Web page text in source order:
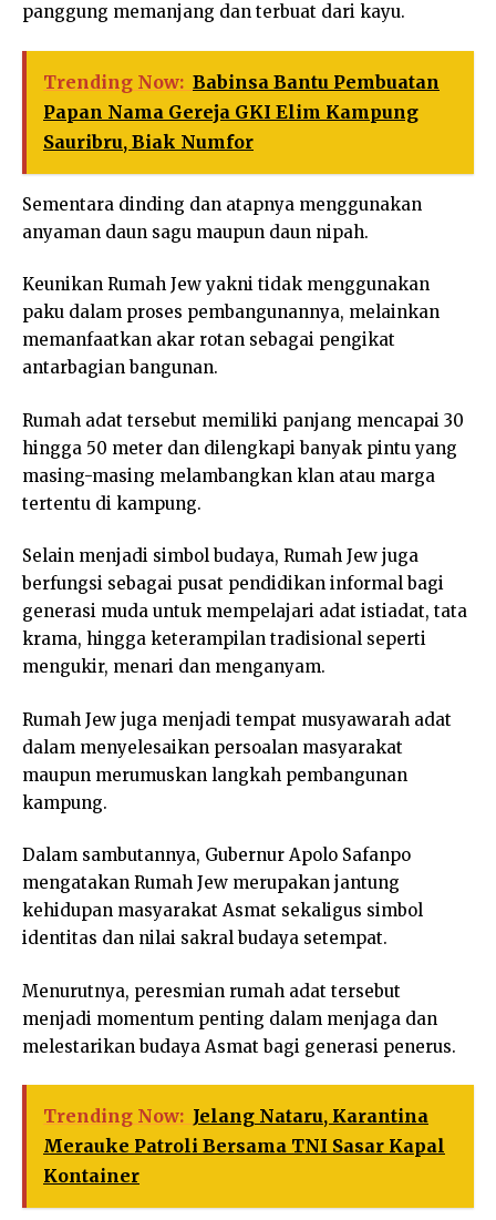
panggung memanjang dan terbuat dari kayu.
Trending Now: Babinsa Bantu Pembuatan
Papan Nama Gereja GKI Elim Kampung
Sauribru, Biak Numfor
Sementara dinding dan atapnya menggunakan
anyaman daun sagu maupun daun nipah.
Keunikan Rumah Jew yakni tidak menggunakan
paku dalam proses pembangunannya, melainkan
memanfaatkan akar rotan sebagai pengikat
antarbagian bangunan.
Rumah adat tersebut memiliki panjang mencapai 30
hingga 50 meter dan dilengkapi banyak pintu yang
masing-masing melambangkan klan atau marga
tertentu di kampung.
Selain menjadi simbol budaya, Rumah Jew juga
berfungsi sebagai pusat pendidikan informal bagi
generasi muda untuk mempelajari adat istiadat, tata
krama, hingga keterampilan tradisional seperti
mengukir, menari dan menganyam.
Rumah Jew juga menjadi tempat musyawarah adat
dalam menyelesaikan persoalan masyarakat
maupun merumuskan langkah pembangunan
kampung.
Dalam sambutannya, Gubernur Apolo Safanpo
mengatakan Rumah Jew merupakan jantung
kehidupan masyarakat Asmat sekaligus simbol
identitas dan nilai sakral budaya setempat.
Menurutnya, peresmian rumah adat tersebut
menjadi momentum penting dalam menjaga dan
melestarikan budaya Asmat bagi generasi penerus.
Trending Now: Jelang Nataru, Karantina
Merauke Patroli Bersama TNI Sasar Kapal
Kontainer